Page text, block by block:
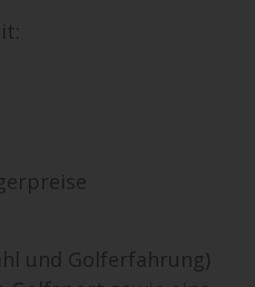
und Golferfahrung)